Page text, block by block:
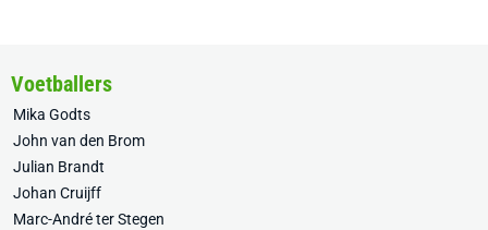
Voetballers
Mika Godts
John van den Brom
Julian Brandt
Johan Cruijff
Marc-André ter Stegen